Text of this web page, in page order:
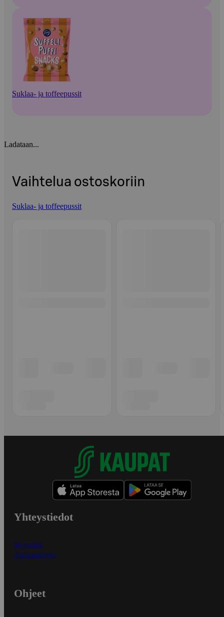
Suklaa- ja toffeepussit
Ladataan...
Vaihtelua ostoskoriin
Suklaa- ja toffeepussit
Yhteystiedot
Myymälät
Asiakaspalvelu
Ohjeet